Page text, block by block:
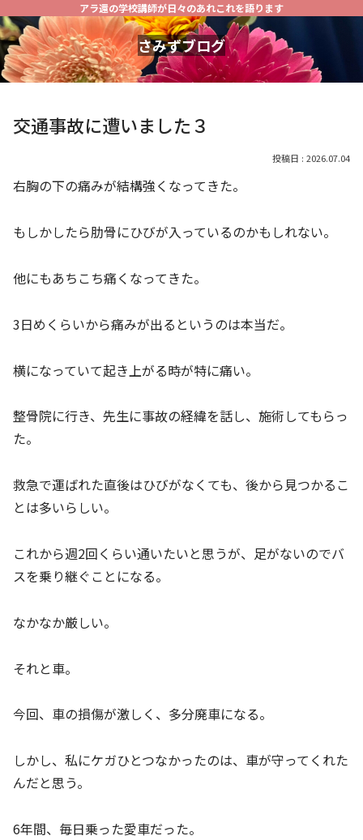
アラ還の学校講師が日々のあれこれを語ります
さみずブログ
交通事故に遭いました３
2026.07.04
右胸の下の痛みが結構強くなってきた。
もしかしたら肋骨にひびが入っているのかもしれない。
他にもあちこち痛くなってきた。
3日めくらいから痛みが出るというのは本当だ。
横になっていて起き上がる時が特に痛い。
整骨院に行き、先生に事故の経緯を話し、施術してもらっ
た。
救急で運ばれた直後はひびがなくても、後から見つかるこ
とは多いらしい。
これから週2回くらい通いたいと思うが、足がないのでバ
スを乗り継ぐことになる。
なかなか厳しい。
それと車。
今回、車の損傷が激しく、多分廃車になる。
しかし、私にケガひとつなかったのは、車が守ってくれた
んだと思う。
6年間、毎日乗った愛車だった。